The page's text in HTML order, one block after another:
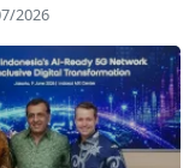
2026